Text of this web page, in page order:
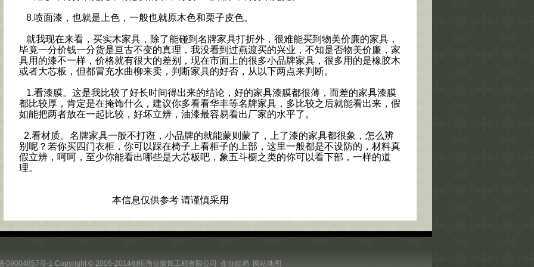
8.喷面漆，也就是上色，一般也就原木色和栗子皮色。
就我现在来看，买实木家具，除了能碰到名牌家具打折外，很难能买到物美价廉的家具，
毕竟一分价钱一分货是亘古不变的真理，我没看到过燕渡买的兴业，不知是否物美价廉，家
具用的漆不一样，价格就有很大的差别，现在市面上的很多小品牌家具，很多用的是橡胶木
或者大芯板，但都冒充水曲柳来卖，判断家具的好否，从以下两点来判断。
1.看漆膜。这是我比较了好长时间得出来的结论，好的家具漆膜都很薄，而差的家具漆膜
都比较厚，肯定是在掩饰什么，建议你多看看华丰等名牌家具，多比较之后就能看出来，假
如能把两者放在一起比较，好坏立辨，油漆最容易看出厂家的水平了。
2.看材质。名牌家具一般不打诳，小品牌的就能蒙则蒙了，上了漆的家具都很象，怎么辨
别呢？若你买四门衣柜，你可以踩在椅子上看柜子的上部，这里一般都是不设防的，材料真
假立辨，呵呵，至少你能看出哪些是大芯板吧，象五斗橱之类的你可以看下部，一样的道
理。
本信息仅供参考 请谨慎采用
09004857号-1 Copyright © 2005-2014创恒伟业装饰工程有限公司 企业邮局 网站地图